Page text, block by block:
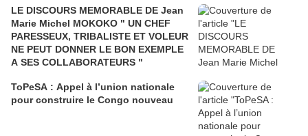
LE DISCOURS MEMORABLE DE Jean
Marie Michel MOKOKO " UN CHEF
PARESSEUX, TRIBALISTE ET VOLEUR
NE PEUT DONNER LE BON EXEMPLE
A SES COLLABORATEURS "
ToPeSA : Appel à l’union nationale
pour construire le Congo nouveau